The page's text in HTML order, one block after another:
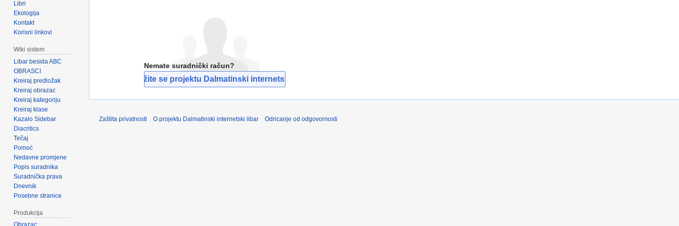
Nemate suradnički račun?
Pridružite se projektu Dalmatinski internetski libar
Libri
Ekologija
Kontakt
Korisni linkovi
Wiki sistem
Libar besida ABC
OBRASCI
Kreiraj predložak
Kreiraj obrazac
Kreiraj kategoriju
Kreiraj klase
Kazalo Sidebar
Diacritics
Tečaj
Pomoć
Nedavne promjene
Popis suradnika
Suradnička prava
Dnevnik
Posebne stranice
Produkcija
Zaštita privatnosti O projektu Dalmatinski internetski libar Odricanje od odgovornosti